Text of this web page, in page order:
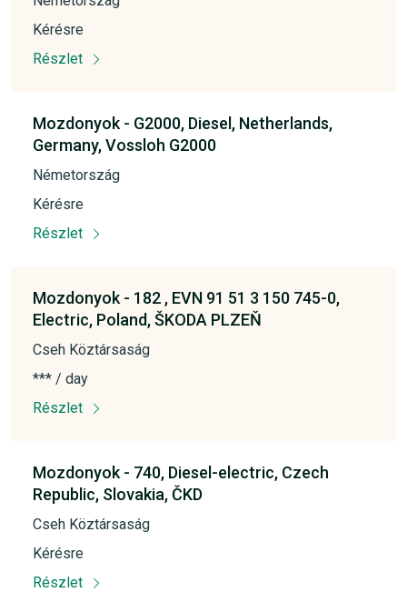
Kérésre
Részlet
Mozdonyok - G2000, Diesel, Netherlands,
Germany,Vossloh G2000
Németország
Kérésre
Részlet
Mozdonyok - 182 , EVN 91 51 3 150 745-0,
Electric, Poland,ŠKODA PLZEŇ
Cseh Köztársaság
*** / day
Részlet
Mozdonyok - 740, Diesel-electric, Czech
Republic, Slovakia,ČKD
Cseh Köztársaság
Kérésre
Részlet